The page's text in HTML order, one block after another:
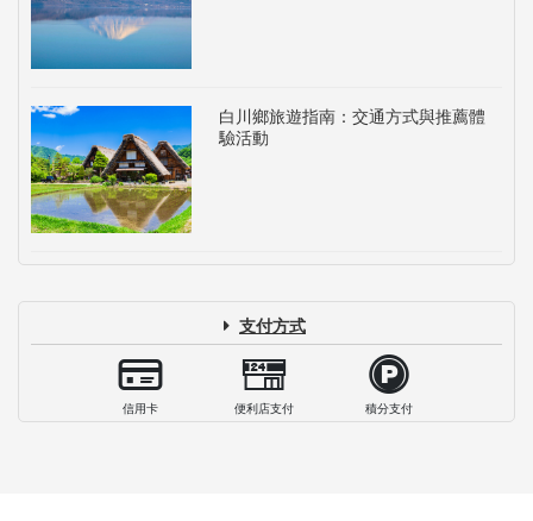
白川鄉旅遊指南：交通方式與推薦體
驗活動
支付方式
信用卡 便利店支付 積分支付